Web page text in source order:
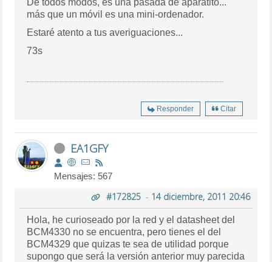
más que un móvil es una mini-ordenador.
Estaré atento a tus averiguaciones...
73s
Responder Citar
EA1GFY
Mensajes: 567
#172825- 14 diciembre, 2011 20:46
Hola, he curioseado por la red y el datasheet del
BCM4330 no se encuentra, pero tienes el del
BCM4329 que quizas te sea de utilidad porque
supongo que será la versión anterior muy parecida